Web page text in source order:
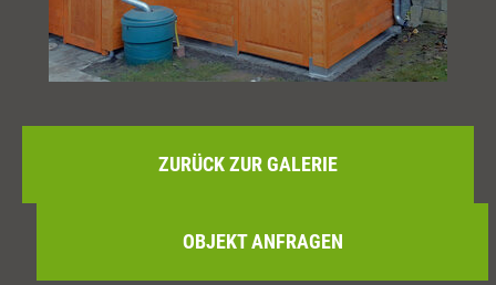
ZURÜCK ZUR GALERIE
OBJEKT ANFRAGEN